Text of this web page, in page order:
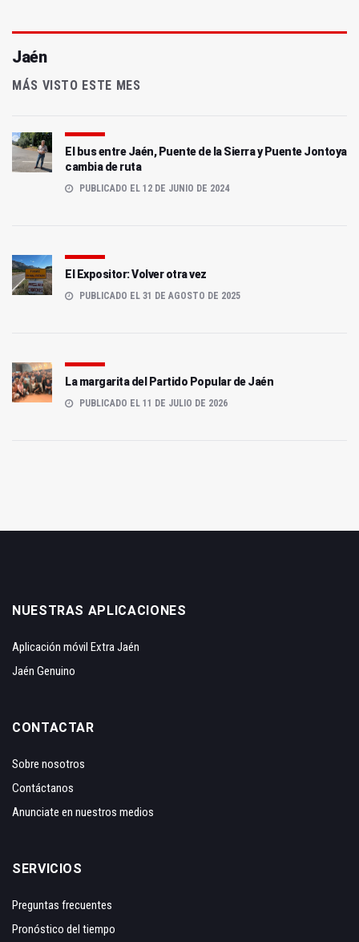
Jaén
MÁS VISTO ESTE MES
El bus entre Jaén, Puente de la Sierra y Puente Jontoya
cambia de ruta
PUBLICADO EL 12 DE JUNIO DE 2024
El Expositor: Volver otra vez
PUBLICADO EL 31 DE AGOSTO DE 2025
La margarita del Partido Popular de Jaén
PUBLICADO EL 11 DE JULIO DE 2026
NUESTRAS APLICACIONES
Aplicación móvil Extra Jaén
Jaén Genuino
CONTACTAR
Sobre nosotros
Contáctanos
Anunciate en nuestros medios
SERVICIOS
Preguntas frecuentes
Pronóstico del tiempo